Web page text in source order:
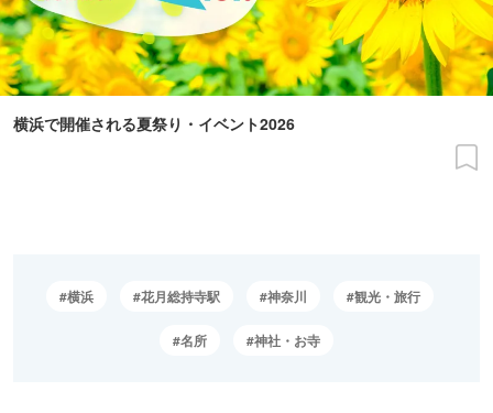
横浜で開催される夏祭り・イベント2026
横浜 花月総持寺駅 神奈川 観光・旅行
名所 神社・お寺